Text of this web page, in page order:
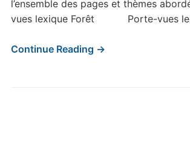
l’ensemble des pages et thèmes
vues lexique Forêt Porte-vues
Continue Reading →